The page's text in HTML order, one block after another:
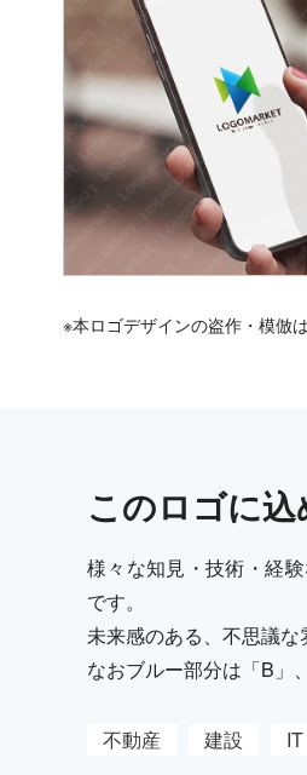
※本ロゴデザインの盗作・模倣
このロゴに込
様々な知見・技術・経
です。
未来感のある、不思議な
なおブルー部分は「B」
不動産 建設 IT